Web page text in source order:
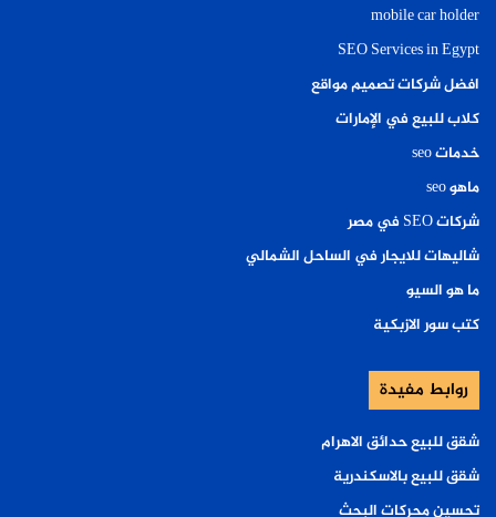
mobile car holder
SEO Services in Egypt
افضل شركات تصميم مواقع
كلاب للبيع في الإمارات
خدمات seo
ماهو seo
شركات SEO في مصر
شاليهات للايجار في الساحل الشمالي
ما هو السيو
كتب سور الازبكية
روابط مفيدة
شقق للبيع حدائق الاهرام
شقق للبيع بالاسكندرية
تحسين محركات البحث